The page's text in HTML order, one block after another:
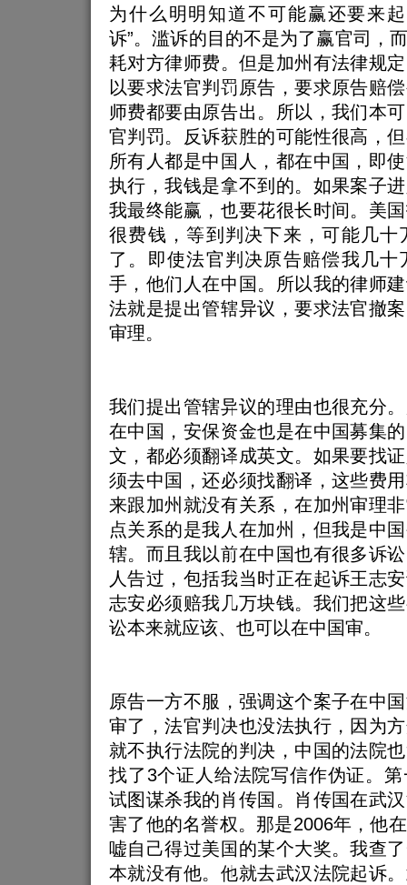
为什么明明知道不可能赢还要来
诉”。滥诉的目的不是为了赢官司，
耗对方律师费。但是加州有法律规
以要求法官判罚原告，要求原告赔
师费都要由原告出。所以，我们本
官判罚。反诉获胜的可能性很高，
所有人都是中国人，都在中国，即
执行，我钱是拿不到的。如果案子
我最终能赢，也要花很长时间。美
很费钱，等到判决下来，可能几十
了。即使法官判决原告赔偿我几十
手，他们人在中国。所以我的律师
法就是提出管辖异议，要求法官撤
审理。
我们提出管辖异议的理由也很充分
在中国，安保资金也是在中国募集
文，都必须翻译成英文。如果要找
须去中国，还必须找翻译，这些费
来跟加州就没有关系，在加州审理
点关系的是我人在加州，但我是中
辖。而且我以前在中国也有很多诉
人告过，包括我当时正在起诉王志
志安必须赔我几万块钱。我们把这
讼本来就应该、也可以在中国审。
原告一方不服，强调这个案子在中
审了，法官判决也没法执行，因为
就不执行法院的判决，中国的法院
找了3个证人给法院写信作伪证。
试图谋杀我的肖传国。肖传国在武
害了他的名誉权。那是2006年，他
嘘自己得过美国的某个大奖。我查
本就没有他。他就去武汉法院起诉